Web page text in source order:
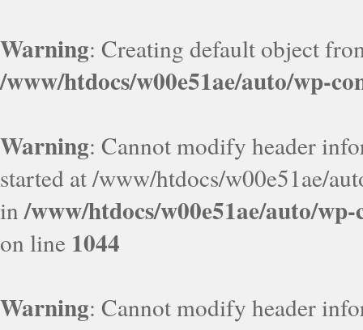
Warning: Creating default object
/www/htdocs/w00e51ae/auto/wp-
Warning: Cannot modify header
started at /www/htdocs/w00e51ae/
in/www/htdocs/w00e51ae/auto/
on line 1044
Warning: Cannot modify header